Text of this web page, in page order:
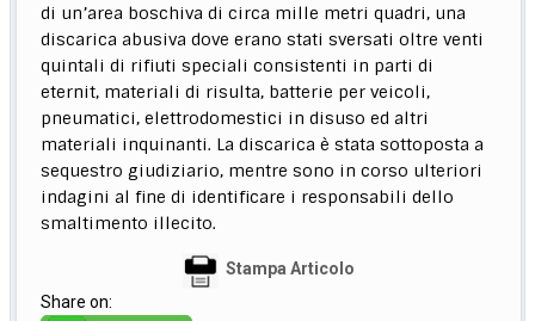
di un’area boschiva di circa mille metri quadri, una
discarica abusiva dove erano stati sversati oltre venti
quintali di rifiuti speciali consistenti in parti di
eternit, materiali di risulta, batterie per veicoli,
pneumatici, elettrodomestici in disuso ed altri
materiali inquinanti. La discarica è stata sottoposta a
sequestro giudiziario, mentre sono in corso ulteriori
indagini al fine di identificare i responsabili dello
smaltimento illecito.
Stampa Articolo
Share on: